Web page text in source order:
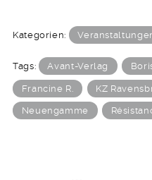
Kategorien:
Tags: Avant-Verlag
Francine R. KZ
Neuengamme